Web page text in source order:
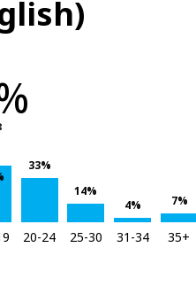
33%
14%
4%
7%
20-24 25-30 31-34 35+